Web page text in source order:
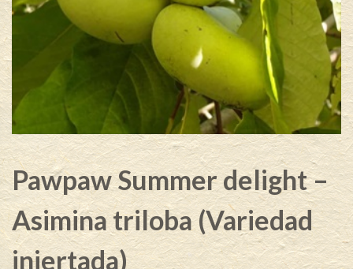
Pawpaw Summer delight –
Asimina triloba (Variedad
injertada)